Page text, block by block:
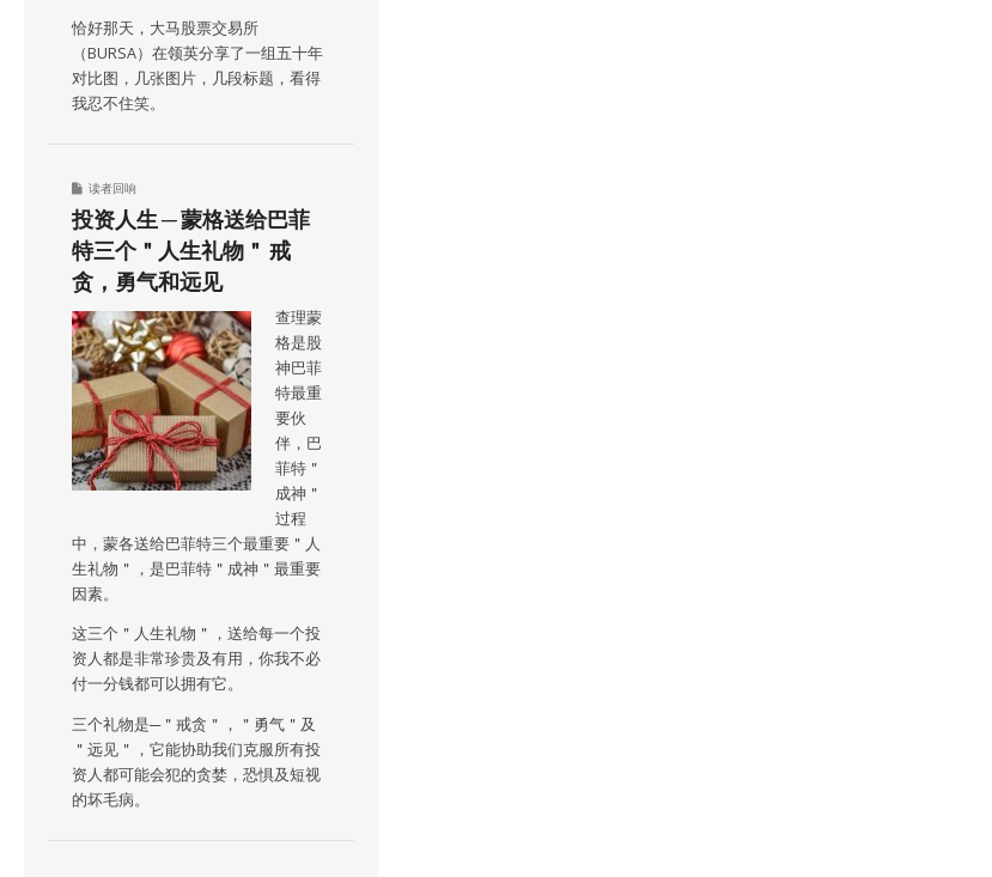
恰好那天，大马股票交易所
（BURSA）在领英分享了一组五十年
对比图，几张图片，几段标题，看得
我忍不住笑。
读者回响
投资人生 ─ 蒙格送给巴菲
特三个＂人生礼物＂ 戒
贪，勇气和远见
查理蒙
格是股
神巴菲
特最重
要伙
伴，巴
菲特＂
成神＂
过程
中，蒙各送给巴菲特三个最重要＂人
生礼物＂，是巴菲特＂成神＂最重要
因素。
这三个＂人生礼物＂，送给每一个投
资人都是非常珍贵及有用，你我不必
付一分钱都可以拥有它。
三个礼物是─＂戒贪＂，＂勇气＂及
＂远见＂，它能协助我们克服所有投
资人都可能会犯的贪婪，恐惧及短视
的坏毛病。